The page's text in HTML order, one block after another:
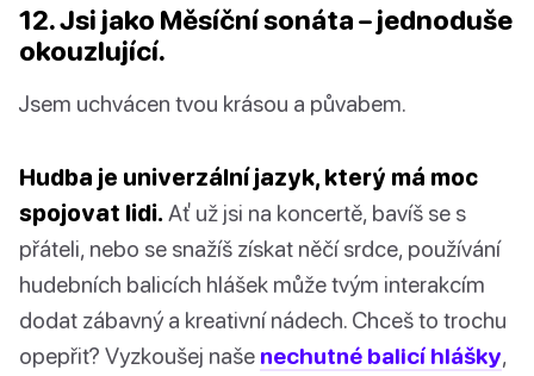
12. Jsi jako Měsíční sonáta – jednoduše
okouzlující.
Jsem uchvácen tvou krásou a půvabem.
Hudba je univerzální jazyk, který má moc
spojovat lidi. Ať už jsi na koncertě, bavíš se s
přáteli, nebo se snažíš získat něčí srdce, používání
hudebních balicích hlášek může tvým interakcím
dodat zábavný a kreativní nádech. Chceš to trochu
opepřit? Vyzkoušej naše nechutné balicí hlášky,